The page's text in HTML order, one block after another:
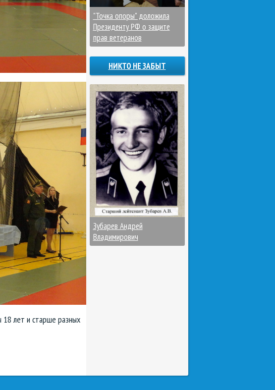
18 лет и старше разных
"Точка опоры" доложила
Президенту РФ о защите
прав ветеранов
НИКТО НЕ ЗАБЫТ
Зубарев Андрей
Владимирович